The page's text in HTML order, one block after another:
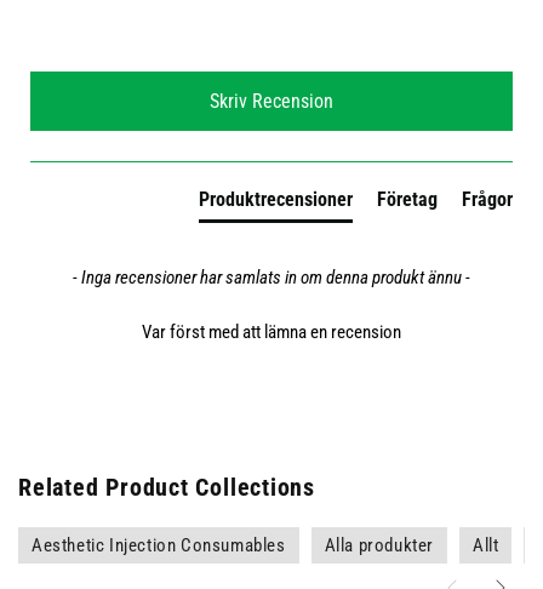
Skriv Recension
Produktrecensioner Företag Frågor
- Inga recensioner har samlats in om denna produkt ännu -
Var först med att lämna en recension
Related Product Collections
Aesthetic Injection Consumables Alla produkter Allt